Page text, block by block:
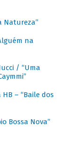
Natureza”
na
/ “Uma
– “Baile dos
Bossa Nova”